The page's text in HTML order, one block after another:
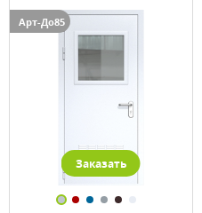
Арт-До85
Заказать